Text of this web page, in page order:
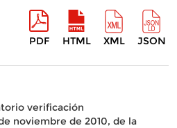
PDF HTML XML JSON
verificación
noviembre de 2010, de la